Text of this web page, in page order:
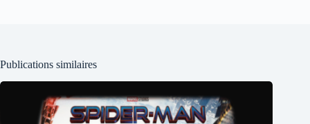
Publications similaires